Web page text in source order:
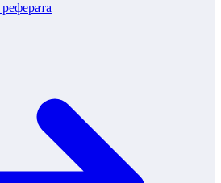
реферата